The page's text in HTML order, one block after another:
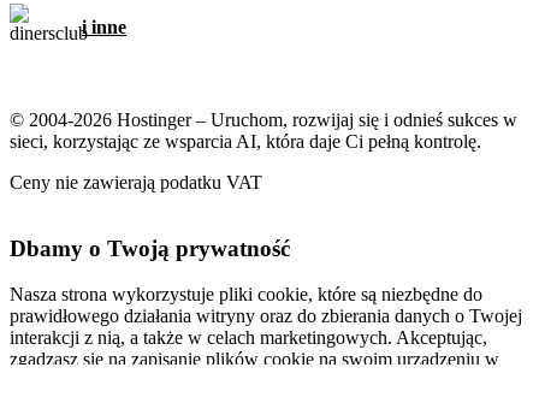
i inne
© 2004-2026 Hostinger – Uruchom, rozwijaj się i odnieś sukces w
sieci, korzystając ze wsparcia AI, która daje Ci pełną kontrolę.
Ceny nie zawierają podatku VAT
Dbamy o Twoją prywatność
Nasza strona wykorzystuje pliki cookie, które są niezbędne do
prawidłowego działania witryny oraz do zbierania danych o Twojej
interakcji z nią, a także w celach marketingowych. Akceptując,
zgadzasz się na zapisanie plików cookie na swoim urządzeniu w